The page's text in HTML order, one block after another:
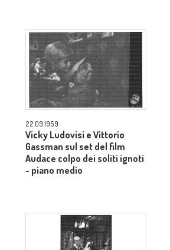
22.09.1959
Vicky Ludovisi e Vittorio
Gassman sul set del film
Audace colpo dei soliti ignoti
- piano medio